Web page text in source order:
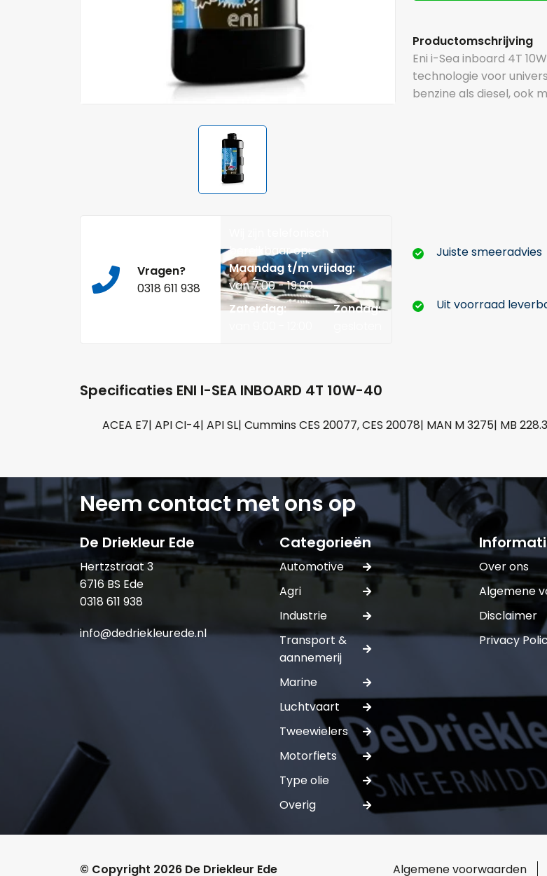
Productomschrijving
Eni i-Sea inboard 4T
technologie voor
benzine als diesel, ook
Vragen?
0318 611 938
bereikbaar op:
Maandag t/m vrijdag:
van 7:00 - 19:00
Zaterdag:
Zondag:
Juiste smeeradvies
Uit voorraad
Specificaties ENI I-SEA INBOARD 4T 10W-40
ACEA E7| API CI-4| API SL| Cummins CES 20077, CES 20078| MAN M 3275| MB
Hoeveel liter*:
Naam*
E-mail:*
Neem contact met ons op
De Driekleur Ede
Hertzstraat 3
6716 BS Ede
0318 611 938
info@dedriekleurede.nl
Categorieën
Automotive
Agri
Industrie
Transport &
aannemerij
Marine
Luchtvaart
Tweewielers
Motorfiets
Type olie
Overig
Over ons
Algemene
Disclaimer
Privacy
© Copyright 2026 De Driekleur Ede Algemene voorwaarden